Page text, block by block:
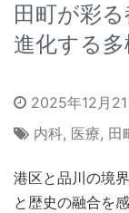
田町が彩
進化する
2025年12月21
内科, 医療, 田
港区と品川の境
と歴史の融合を